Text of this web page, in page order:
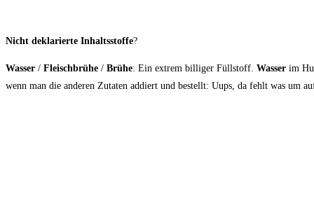
Nicht deklarierte Inhaltsstoffe?
Wasser / Fleischbrühe / Brühe: Ein extrem billiger Füllstoff. Wasser im
wenn man die anderen Zutaten addiert und bestellt: Uups, da fehlt was um